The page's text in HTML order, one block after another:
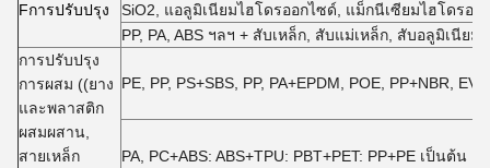
Fการปรับปรุง
SiO2, แอลูมิเนียมไฮโดรออกไซด์, แม็กนีเซียมไฮโดรอ
PP, PA, ABS ฯลฯ + สับเหล็ก, สับแม่เหล็ก, สับอลูมิเนีย
การปรับปรุง
การผสม ((ยาง
และพลาสติก
ผสมผสาน,
สายเหล็ก
PE, PP, PS+SBS, PP, PA+EPDM, POE, PP+NBR,
PA, PC+ABS: ABS+TPU: PBT+PET: PP+PE เป็นต้น